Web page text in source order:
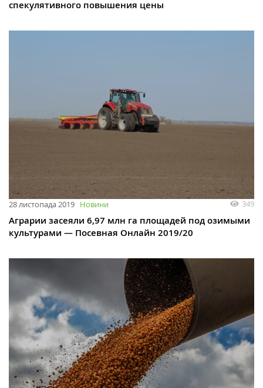
спекулятивного повышения цены
28 листопада 2019 Новини 349
Аграрии засеяли 6,97 млн га площадей под озимыми
культурами — Посевная Онлайн 2019/20